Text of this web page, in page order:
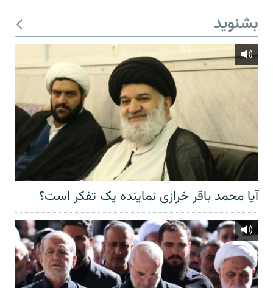
بشنوید
آیا محمد باقر خرازی نماینده یک تفکر است؟